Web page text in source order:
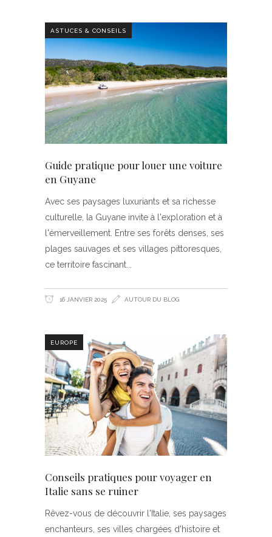
ASTUCES & CONSEILS
Guide pratique pour louer une voiture
en Guyane
Avec ses paysages luxuriants et sa richesse
culturelle, la Guyane invite à l'exploration et à
l'émerveillement. Entre ses forêts denses, ses
plages sauvages et ses villages pittoresques,
ce territoire fascinant
16 JANVIER 2025 AUTOUR DU BLOG
EUROPE
Conseils pratiques pour voyager en
Italie sans se ruiner
Rêvez-vous de découvrir l'Italie, ses paysages
enchanteurs, ses villes chargées d'histoire et